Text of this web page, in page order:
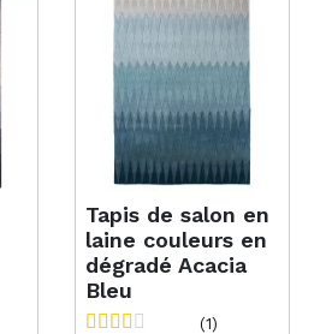
Tapis de salon en
laine couleurs en
dégradé Acacia
Bleu
(1)